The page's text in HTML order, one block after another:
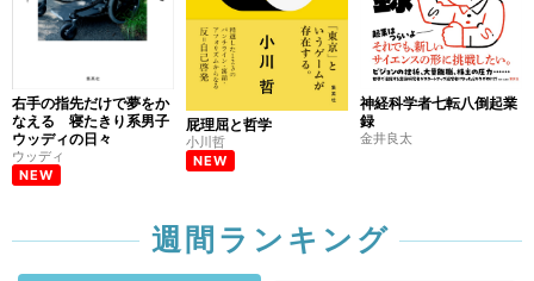
右手の指先だけで夢をか
なえる 寝たきり系男子
ウッディの日々
ウッディ
NEW
屁理屈と哲学
小川哲
NEW
神経科学者七転八倒起業
録
金井良太
週間ランキング